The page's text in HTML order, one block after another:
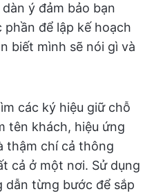
ý đảm bảo bạn
để lập kế hoạch
biết mình sẽ nói gì và
các ký hiệu giữ chỗ
tên khách, hiệu ứng
thậm chí cả thông
cả ở một nơi. Sử dụng
dẫn từng bước để sắp